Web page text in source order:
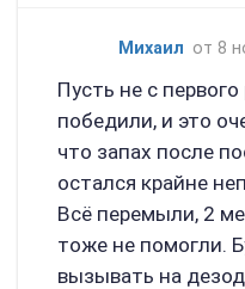
Михаил от 8
Пусть не с
победили, и это
что запах после
остался крайне
Всё перемыли, 2
тоже не помогли.
вызывать на